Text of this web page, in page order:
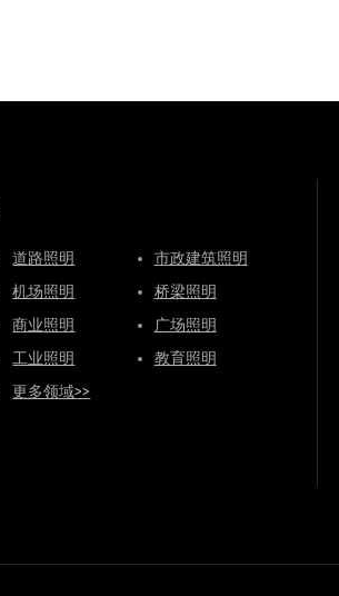
道路照明
市政建筑照明
机场照明
桥梁照明
商业照明
广场照明
工业照明
教育照明
更多领域>>